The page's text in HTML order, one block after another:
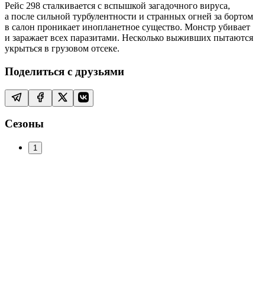
Рейс 298 сталкивается с вспышкой загадочного вируса,
а после сильной турбулентности и странных огней за бортом
в салон проникает инопланетное существо. Монстр убивает
и заражает всех паразитами. Несколько выживших пытаются
укрыться в грузовом отсеке.
Поделиться с друзьями
Сезоны
1